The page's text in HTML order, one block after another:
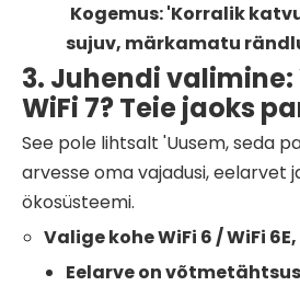
Kogemus: 'Korralik
sujuv, märkamatu
3. Juhendi valimine:
WiFi 7? Teie jaoks
See pole lihtsalt 'Uusem, seda
arvesse oma vajadusi, eelarvet
ökosüsteemi.
Valige koheWiFi 6 /WiFi
Eelarve on